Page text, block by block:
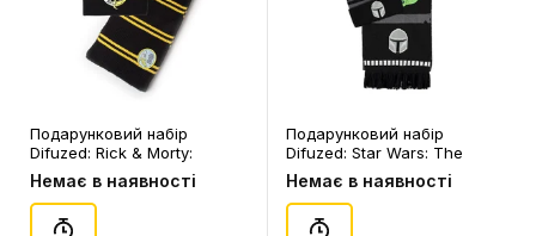
Подарунковий набір
Difuzed: Rick & Morty:
Banana Rick, (16021)
Немає в наявності
Подарунковий набір
Difuzed: Star Wars: The
Mandalorian: The
Mandalorian and Grogu,
(128734)
Немає в наявності